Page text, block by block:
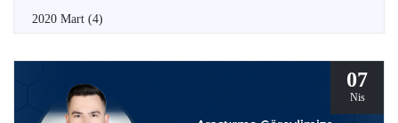
2020 Mart (4)
07
Nis